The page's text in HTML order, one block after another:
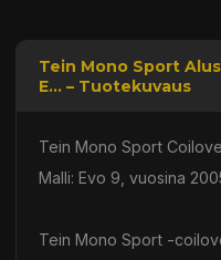
Tein Mono Sport
E... – Tuotekuvaus
Tein Mono Sport
Malli: Evo 9, vuosina
Tein Mono Sport -